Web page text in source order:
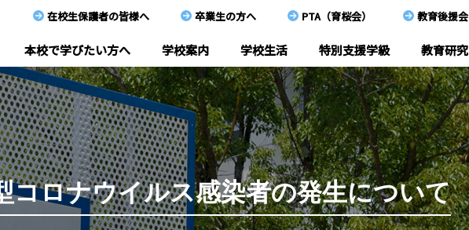
在校生保護者の皆様へ 卒業生の方へ PTA（育桜会） 教育後援会
本校で学びたい方へ 学校案内 学校生活 特別支援学級 教育研究
本校で学びたい方へ
学校案内
学校生活
特別支援学級
コロナウイルス感染者の発生について